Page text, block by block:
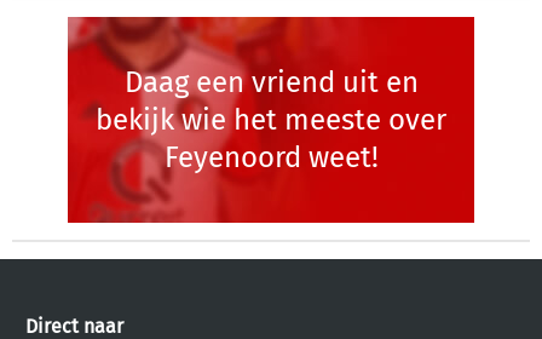
Daag een vriend uit en
bekijk wie het meeste over
Feyenoord weet!
Direct naar